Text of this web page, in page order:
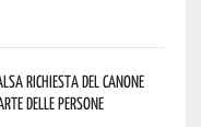
richiesta del canone
delle persone